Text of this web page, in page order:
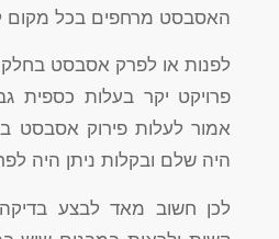
האסבסט מרחפים בכל מקום
לפנות או לפרק אסבסט
אמור לעלות פירוק אסבסט
היה שלם ובקלות ניתן היה
לכן חשוב מאד לבצע בדיקה